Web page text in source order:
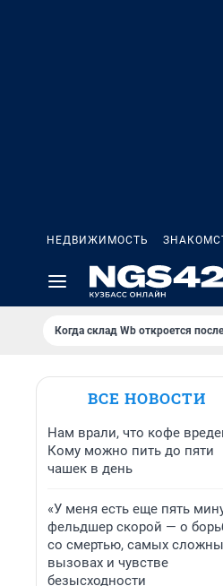
НЕДВИЖИМОСТЬ
Когда склад Wb откроется
ВСЕ НОВОСТИ
Нам врали, что кофе
Кому можно пить до пяти
чашек в день
«У меня есть еще пять
фельдшер скорой — о
со смертью, самых
вызовах и чувстве
безысходности